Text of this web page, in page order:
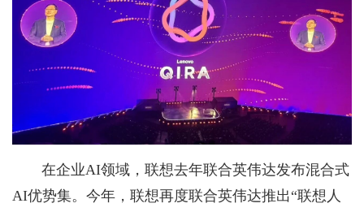
在企业AI领域，联想去年联合英伟达发布混合式
AI优势集。今年，联想再度联合英伟达推出“联想人